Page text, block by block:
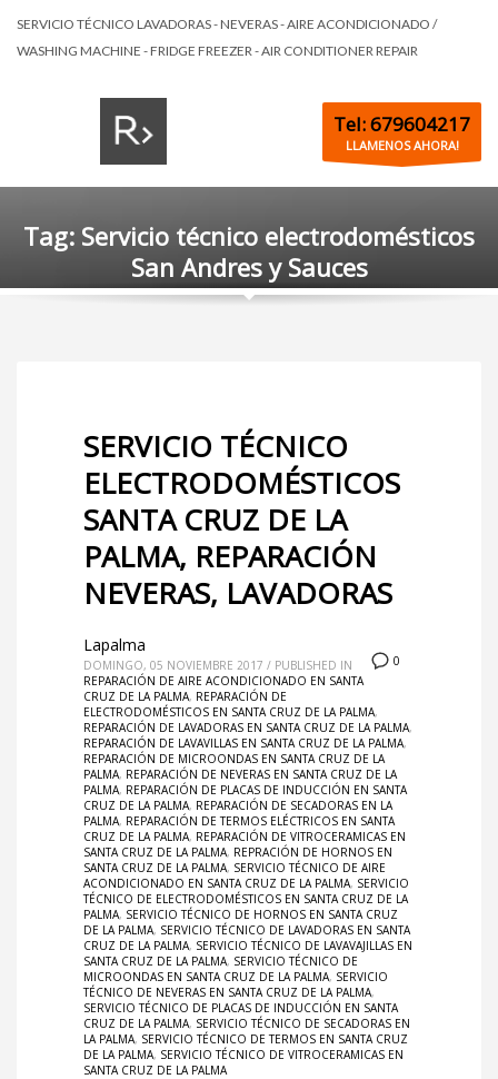
SERVICIO TÉCNICO LAVADORAS - NEVERAS - AIRE ACONDICIONADO /
WASHING MACHINE - FRIDGE FREEZER - AIR CONDITIONER REPAIR
Tel: 679604217
LLAMENOS AHORA!
Tag: Servicio técnico electrodomésticos
San Andres y Sauces
SERVICIO TÉCNICO
ELECTRODOMÉSTICOS
SANTA CRUZ DE LA
PALMA, REPARACIÓN
NEVERAS, LAVADORAS
0
Lapalma
DOMINGO, 05 NOVIEMBRE 2017 / PUBLISHED IN
REPARACIÓN DE AIRE ACONDICIONADO EN SANTA
CRUZ DE LA PALMA, REPARACIÓN DE
ELECTRODOMÉSTICOS EN SANTA CRUZ DE LA PALMA,
REPARACIÓN DE LAVADORAS EN SANTA CRUZ DE LA PALMA,
REPARACIÓN DE LAVAVILLAS EN SANTA CRUZ DE LA PALMA,
REPARACIÓN DE MICROONDAS EN SANTA CRUZ DE LA
PALMA, REPARACIÓN DE NEVERAS EN SANTA CRUZ DE LA
PALMA, REPARACIÓN DE PLACAS DE INDUCCIÓN EN SANTA
CRUZ DE LA PALMA, REPARACIÓN DE SECADORAS EN LA
PALMA, REPARACIÓN DE TERMOS ELÉCTRICOS EN SANTA
CRUZ DE LA PALMA, REPARACIÓN DE VITROCERAMICAS EN
SANTA CRUZ DE LA PALMA, REPRACIÓN DE HORNOS EN
SANTA CRUZ DE LA PALMA, SERVICIO TÉCNICO DE AIRE
ACONDICIONADO EN SANTA CRUZ DE LA PALMA, SERVICIO
TÉCNICO DE ELECTRODOMÉSTICOS EN SANTA CRUZ DE LA
PALMA, SERVICIO TÉCNICO DE HORNOS EN SANTA CRUZ
DE LA PALMA, SERVICIO TÉCNICO DE LAVADORAS EN SANTA
CRUZ DE LA PALMA, SERVICIO TÉCNICO DE LAVAVAJILLAS EN
SANTA CRUZ DE LA PALMA, SERVICIO TÉCNICO DE
MICROONDAS EN SANTA CRUZ DE LA PALMA, SERVICIO
TÉCNICO DE NEVERAS EN SANTA CRUZ DE LA PALMA,
SERVICIO TÉCNICO DE PLACAS DE INDUCCIÓN EN SANTA
CRUZ DE LA PALMA, SERVICIO TÉCNICO DE SECADORAS EN
LA PALMA, SERVICIO TÉCNICO DE TERMOS EN SANTA CRUZ
DE LA PALMA, SERVICIO TÉCNICO DE VITROCERAMICAS EN
SANTA CRUZ DE LA PALMA